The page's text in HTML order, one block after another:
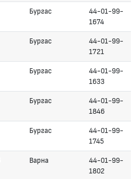
Бургас
44-01-99-
1674
Бургас
44-01-99-
1721
Бургас
44-01-99-
1633
Бургас
44-01-99-
1846
Бургас
44-01-99-
1745
Варна
44-01-99-
1802